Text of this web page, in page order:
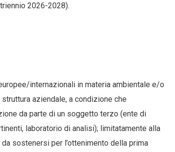
2026-2028).
internazionali in materia ambientale e/o
aziendale, a condizione che
da parte di un soggetto terzo (ente di
laboratorio di analisi); limitatamente alla
sostenersi per l’ottenimento della prima